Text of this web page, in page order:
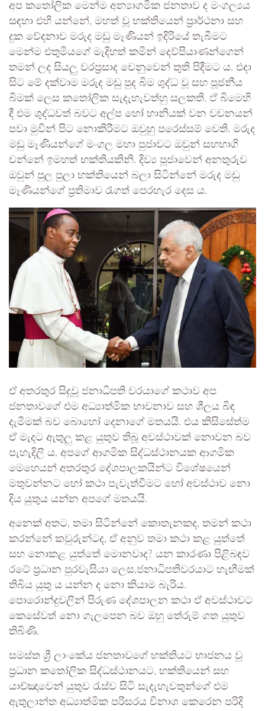
අප කතෝලික මෙන්ම අන්‍යාගමික ජනතාව ද මංගල්‍යය
සඳහා එහි යන්නේ, මහත් වූ භක්තියෙන්‌ ප්‍රාර්ථනා සහ
දුක වේදනාව මරුද මඩු මෑණියන්‌ ඉදිරියේ තැබීමට
මෙන්ම එතුමියගේ මැදිහත් කමින් දෙව්පියාණන්ගෙන්‌
තමන්‌ ලද සියලු වරප්‍රසාද චෙනුවෙන්‌ තුති පිදීමට ය. එදා
සිට මේ දක්වාම මරුද මඩු පුද බිම ශුද්ධ වූ සහ පූජනීය
බිමක්‌ ලෙස කතෝලික සැදැහැවත්හු සලකති. ඵ්‌ බිමෙහි
දී එම ශුද්ධවත්‌ බවට අල්ප හෝ හානියක්‌ වන වචනයන්‌
පවා මුවින්‌ පිට නොකිරීමට ඔවුහු පරෙස්සම්‌ වෙති. මරුද
මඩු මෑණියන්ගේ මංගල මහා පුජාවට ඔවුන්‌ සහභාගි
චන්නේ ඉමහත්‌ භක්තියකිනි. දිව්‍ය පූජාවෙන්‌ අනතුරුව
ඔවුන්‌ පුල පුලා භක්තියෙන්‌ බලා සිටින්නේ මරුද මඩු
මෑණියන්ගේ ප්‍රතිමාව රැගත්‌ පෙරහැර දෙස ය.
ඒ අතරතුර සිදුවූ ජනාධිපති වරයාගේ කථාව අප
ජනතාවගේ එම අධ්‍යාත්මික භාවනාව සහ ශීලය බිඳ
දැමීමක්‌ බව බොහෝ දෙනාගේ මතයයි. එය කිසිසේත්ම
ඒ මැදට ඇතුලු කළ යුතුව තිබූ අවස්ථාවක් නොවන බව
පැහැදිලි ය. අපගේ ආගමික සිද්ධස්ථානයක ආගමික
මෙහෙයන්‌ අතරතුර දේශපාලකයින්ට විශේෂයෙන්‌
මතුවන්නට හෝ කථා පැවැත්වීමට හෝ අවස්ථාව නො
දිය යුතුය යන්න අපගේ මතයයි.
අනෙක්‌ අතට, තමා සිටින්නේ කොතැනකද, තමන්‌ කථා
කරන්නේ කවුරුන්ටද, ඒ අනුව තමා කථා කළ යුත්තේ
සහ නොකළ යුත්තේ මොනවාද? යන කාරණා පිළිබඳව
රටේ ප්‍රධාන පුරවැසියා ලෙස,ජනාධිපතිවරයාට හැඟීමක්‌
තිබිය යුතු ය යන්න ද නො කියාම බැරිය.
පොරොන්දුවලින්‌ පිරුණ දේශපාලන කථා ඒ අවස්ථාවට
කෙසේවත්‌ නො ගැලපෙන බව ඔහු තේරුම් ගත යුතුව
තිබිණි.
සමස්ත ශ්‍රී ලාංකේය ජනතාවගේ භක්තියට භාජනය වූ
ප්‍රධාන කතෝලික සිද්ධස්ථානයට, භක්තියෙන්‌ සහ
යාච්ඤාවෙන්‌ යුතුව රැස්ව සිටි සැදැහැවතුන්ගේ එම
ඇතුලාන්ත අධ්‍යාත්මික පරිසරය චිනාශ කෙරෙන පරිදි